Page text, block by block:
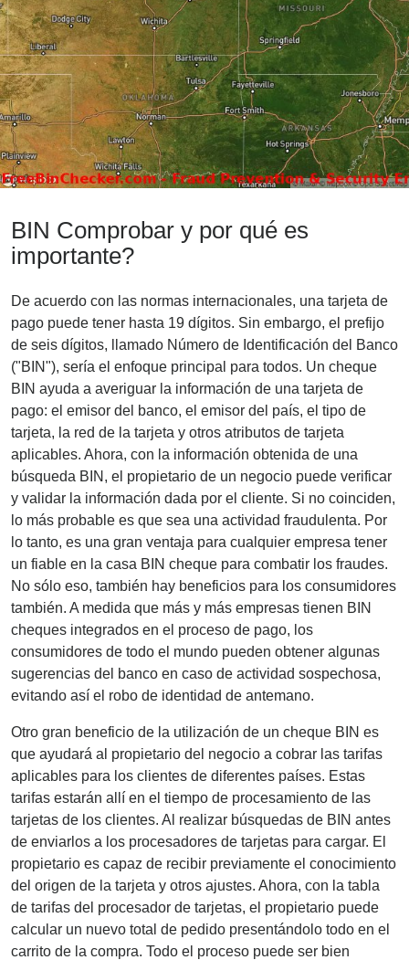
BIN Comprobar y por qué es
importante?
De acuerdo con las normas internacionales, una tarjeta de
pago puede tener hasta 19 dígitos. Sin embargo, el prefijo
de seis dígitos, llamado Número de Identificación del Banco
("BIN"), sería el enfoque principal para todos. Un cheque
BIN ayuda a averiguar la información de una tarjeta de
pago: el emisor del banco, el emisor del país, el tipo de
tarjeta, la red de la tarjeta y otros atributos de tarjeta
aplicables. Ahora, con la información obtenida de una
búsqueda BIN, el propietario de un negocio puede verificar
y validar la información dada por el cliente. Si no coinciden,
lo más probable es que sea una actividad fraudulenta. Por
lo tanto, es una gran ventaja para cualquier empresa tener
un fiable en la casa BIN cheque para combatir los fraudes.
No sólo eso, también hay beneficios para los consumidores
también. A medida que más y más empresas tienen BIN
cheques integrados en el proceso de pago, los
consumidores de todo el mundo pueden obtener algunas
sugerencias del banco en caso de actividad sospechosa,
evitando así el robo de identidad de antemano.
Otro gran beneficio de la utilización de un cheque BIN es
que ayudará al propietario del negocio a cobrar las tarifas
aplicables para los clientes de diferentes países. Estas
tarifas estarán allí en el tiempo de procesamiento de las
tarjetas de los clientes. Al realizar búsquedas de BIN antes
de enviarlos a los procesadores de tarjetas para cargar. El
propietario es capaz de recibir previamente el conocimiento
del origen de la tarjeta y otros ajustes. Ahora, con la tabla
de tarifas del procesador de tarjetas, el propietario puede
calcular un nuevo total de pedido presentándolo todo en el
carrito de la compra. Todo el proceso puede ser bien